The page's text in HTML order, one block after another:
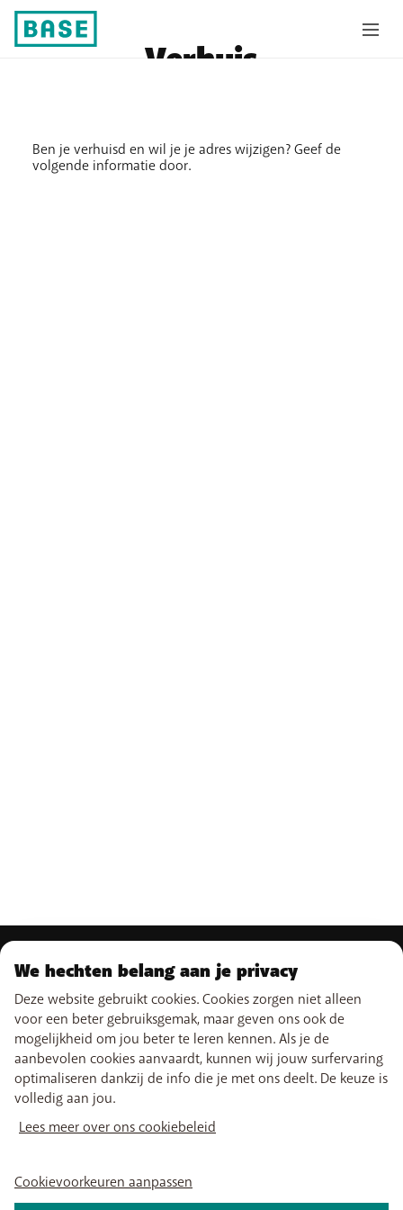
Verhuis
Ben je verhuisd en wil je je adres wijzigen? Geef de
volgende informatie door.
ONS AANBOD
Gsm-abonnementen
Smartphones
Prepaidkaarten
Internet
TV
Combineer
Promo's
Boosters wifi
ONZE DIENSTEN
eSIM
Data Jump
Free Data Day
Limiet buiten abonnement
Internationale tarieven
SUPPORT
Hulp & Contact
My BASE
Verkooppunten
Easy Switch
BASE optimaliseren of opzeggen
Beste Smartphones
Mijn aanrekening
We hechten belang aan je privacy
Deze website gebruikt cookies. Cookies zorgen niet alleen
voor een beter gebruiksgemak, maar geven ons ook de
mogelijkheid om jou beter te leren kennen. Als je de
aanbevolen cookies aanvaardt, kunnen wij jouw surfervaring
optimaliseren dankzij de info die je met ons deelt. De keuze is
volledig aan jou.
Lees meer over ons cookiebeleid
Cookievoorkeuren aanpassen